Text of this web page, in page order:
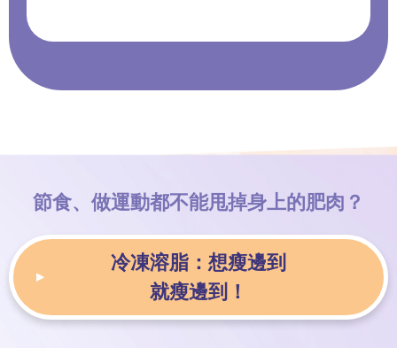
節食、做運動都不能甩掉身上的肥肉？
冷凍溶脂： 想瘦邊到
就瘦邊到！